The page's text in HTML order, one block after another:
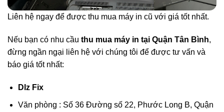
Liên hệ ngay để được thu mua máy in cũ với giá tốt nhất.
Nếu bạn có nhu cầu thu mua máy in tại Quận Tân Bình,
đừng ngần ngại liên hệ với chúng tôi để được tư vấn và
báo giá tốt nhất:
Dlz Fix
Văn phòng : Số 36 Đường số 22, Phước Long B, Quận